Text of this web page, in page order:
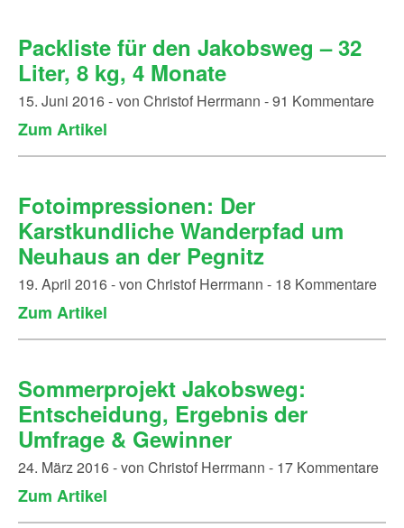
Packliste für den Jakobsweg – 32
Liter, 8 kg, 4 Monate
15. Juni 2016 - von Christof Herrmann - 91 Kommentare
Zum Artikel
Fotoimpressionen: Der
Karstkundliche Wanderpfad um
Neuhaus an der Pegnitz
19. April 2016 - von Christof Herrmann - 18 Kommentare
Zum Artikel
Sommerprojekt Jakobsweg:
Entscheidung, Ergebnis der
Umfrage & Gewinner
24. März 2016 - von Christof Herrmann - 17 Kommentare
Zum Artikel